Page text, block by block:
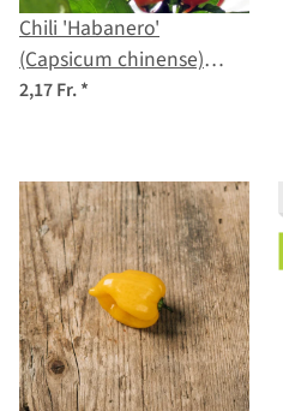
Chili 'Habanero'
(Capsicum chinense)
Samen
2,17 Fr.*